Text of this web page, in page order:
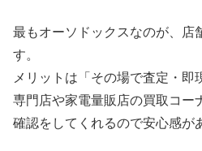
最もオーソドックスなのが、店
す。
メリットは「その場で査定・即
専門店や家電量販店の買取コー
確認をしてくれるので安心感が